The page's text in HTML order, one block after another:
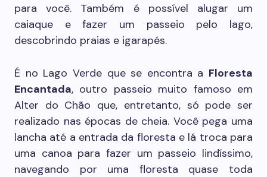
para você. Também é possível alugar um
caiaque e fazer um passeio pelo lago,
descobrindo praias e igarapés.
É no Lago Verde que se encontra a Floresta
Encantada, outro passeio muito famoso em
Alter do Chão que, entretanto, só pode ser
realizado nas épocas de cheia. Você pega uma
lancha até a entrada da floresta e lá troca para
uma canoa para fazer um passeio lindíssimo,
navegando por uma floresta quase toda